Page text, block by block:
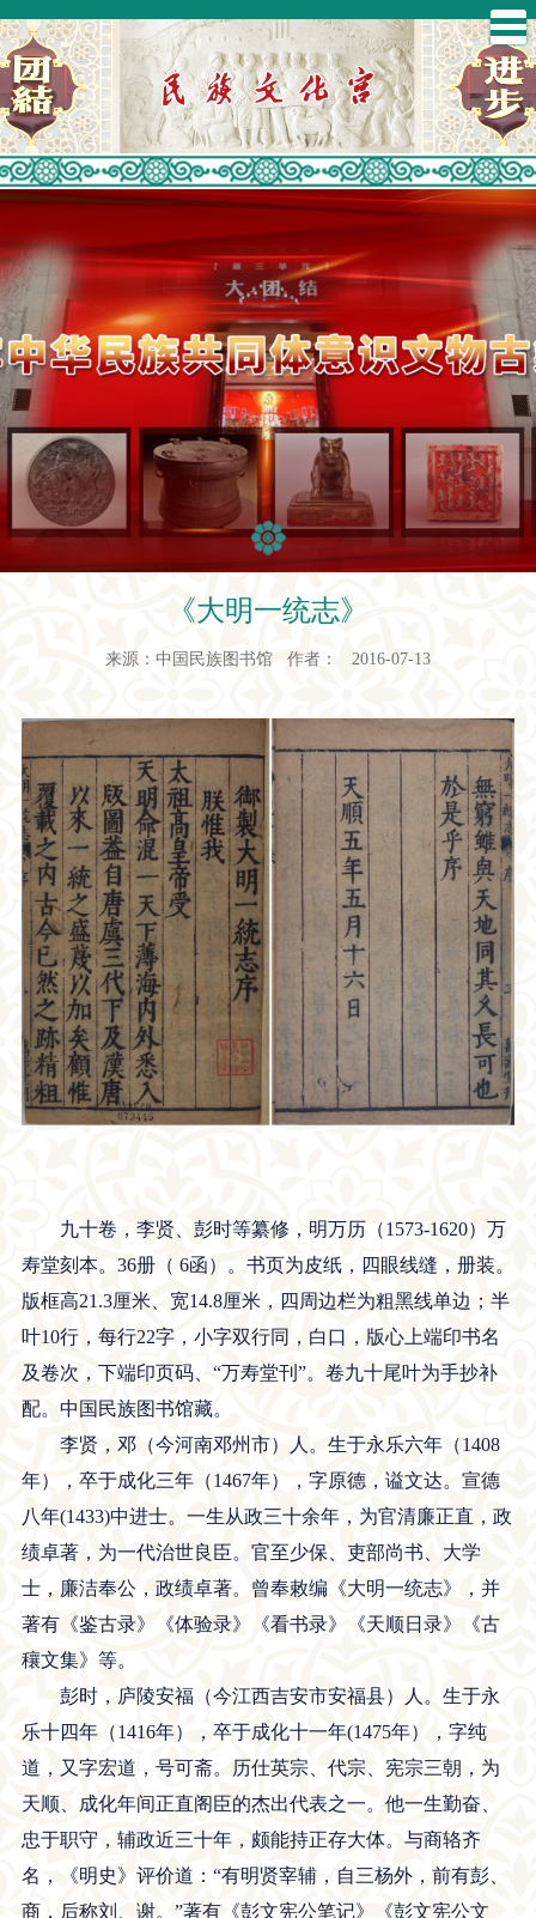
《大明一统志》
来源：中国民族图书馆 作者： 2016-07-13
九十卷，李贤、彭时等纂修，明万历（1573-1620）万
寿堂刻本。36册（ 6函）。书页为皮纸，四眼线缝，册装。
版框高21.3厘米、宽14.8厘米，四周边栏为粗黑线单边；半
叶10行，每行22字，小字双行同，白口，版心上端印书名
及卷次，下端印页码、“万寿堂刊”。卷九十尾叶为手抄补
配。中国民族图书馆藏。
李贤，邓（今河南邓州市）人。生于永乐六年（1408
年），卒于成化三年（1467年），字原德，谥文达。宣德
八年(1433)中进士。一生从政三十余年，为官清廉正直，政
绩卓著，为一代治世良臣。官至少保、吏部尚书、大学
士，廉洁奉公，政绩卓著。曾奉敕编《大明一统志》，并
著有《鉴古录》《体验录》《看书录》《天顺日录》《古
穰文集》等。
彭时，庐陵安福（今江西吉安市安福县）人。生于永
乐十四年（1416年），卒于成化十一年(1475年），字纯
道，又字宏道，号可斋。历仕英宗、代宗、宪宗三朝，为
天顺、成化年间正直阁臣的杰出代表之一。他一生勤奋、
忠于职守，辅政近三十年，颇能持正存大体。与商辂齐
名，《明史》评价道：“有明贤宰辅，自三杨外，前有彭、
商，后称刘、谢。”著有《彭文宪公笔记》《彭文宪公文